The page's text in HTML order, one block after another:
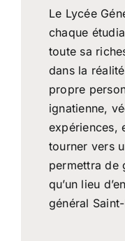
Politique de
La transition
Actualités
Le Lycée
chaque
toute sa
dans la
propre
ignatienne,
expériences,
tourner vers
permettra de
qu’un lieu
général